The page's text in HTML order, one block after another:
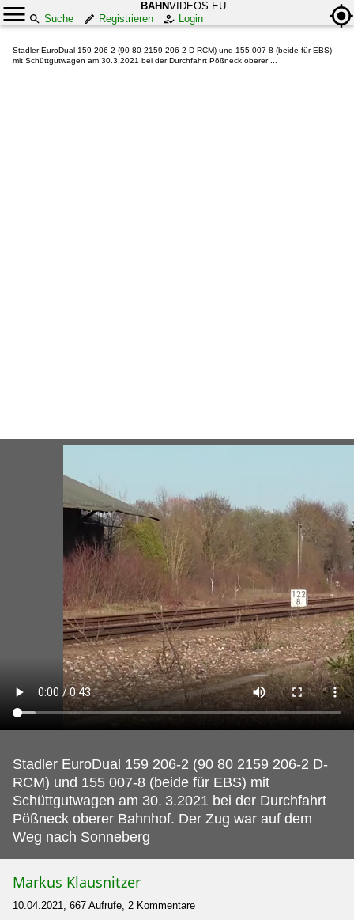
BAHNVIDEOS.EU
Suche
Registrieren Login
Stadler EuroDual 159 206-2 (90 80 2159 206-2 D-RCM) und 155 007-8 (beide für EBS)
mit Schüttgutwagen am 30.3.2021 bei der Durchfahrt Pößneck oberer ...
Stadler EuroDual 159 206-2 (90 80 2159 206-2 D-
RCM) und 155 007-8 (beide für EBS) mit
Schüttgutwagen am 30. 3.2021 bei der Durchfahrt
Pößneck oberer Bahnhof. Der Zug war auf dem
Weg nach Sonneberg
Markus Klausnitzer
10.04.2021, 667 Aufrufe, 2 Kommentare